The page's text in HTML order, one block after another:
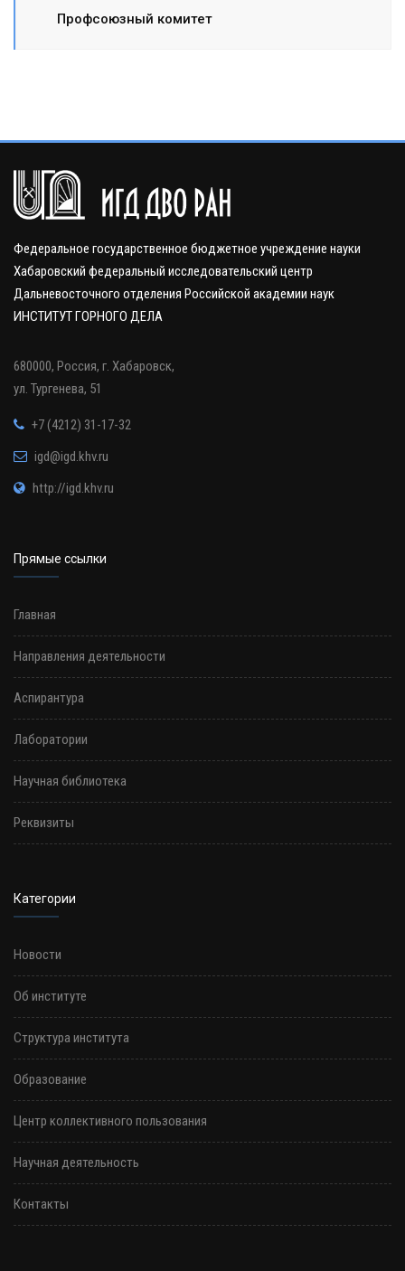
Профсоюзный комитет
Федеральное государственное бюджетное учреждение науки
Хабаровский федеральный исследовательский центр
Дальневосточного отделения Российской академии наук
ИНСТИТУТ ГОРНОГО ДЕЛА
680000, Россия, г. Хабаровск,
ул. Тургенева, 51
+7 (4212) 31-17-32
igd@igd.khv.ru
http://igd.khv.ru
Прямые ссылки
Главная
Направления деятельности
Аспирантура
Лаборатории
Научная библиотека
Реквизиты
Категории
Новости
Об институте
Структура института
Образование
Центр коллективного пользования
Научная деятельность
Контакты